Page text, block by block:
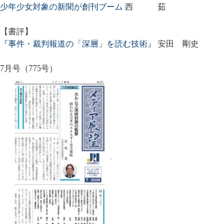
少年少女対象の新聞が創刊ブーム 西 茹
【書評】
『事件・裁判報道の「深層」を読む技術』
安田 剛史
7月号（775号）